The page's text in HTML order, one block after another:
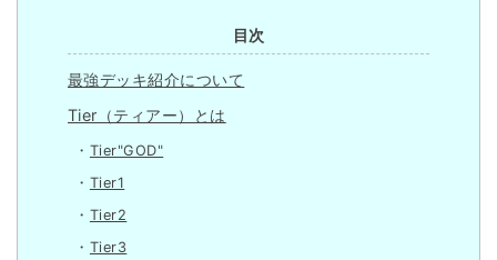
目次
最強デッキ紹介について
Tier（ティアー）とは
Tier"GOD"
Tier1
Tier2
Tier3